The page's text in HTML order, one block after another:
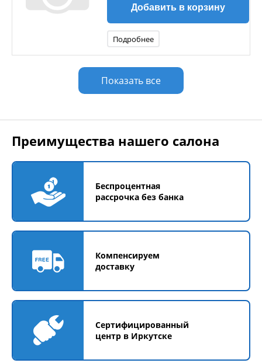
Добавить в корзину
Подробнее
Показать все
Преимущества нашего салона
Беспроцентная
рассрочка без банка
Компенсируем
доставку
Сертифицированный
центр в Иркутске